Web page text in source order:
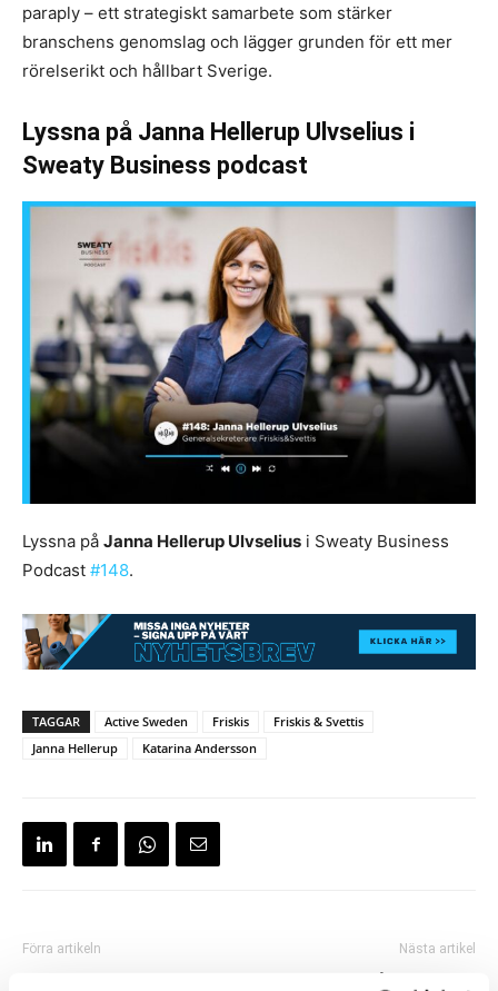
paraply – ett strategiskt samarbete som stärker
branschens genomslag och lägger grunden för ett mer
rörelserikt och hållbart Sverige.
Lyssna på Janna Hellerup Ulvselius i
Sweaty Business podcast
Lyssna på Janna Hellerup Ulvselius i Sweaty Business
Podcast #148.
TAGGAR Active Sweden Friskis
Friskis & Svettis
Janna Hellerup
Katarina Andersson
Förra artikeln Nästa artikel
Podcast: Nyårskarameller